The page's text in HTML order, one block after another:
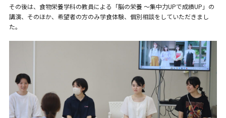
その後は、食物栄養学科の教員による「脳の栄養 ～集中力UPで成績UP」の
講演、そのほか、希望者の方のみ学食体験、個別相談をしていただきまし
た。